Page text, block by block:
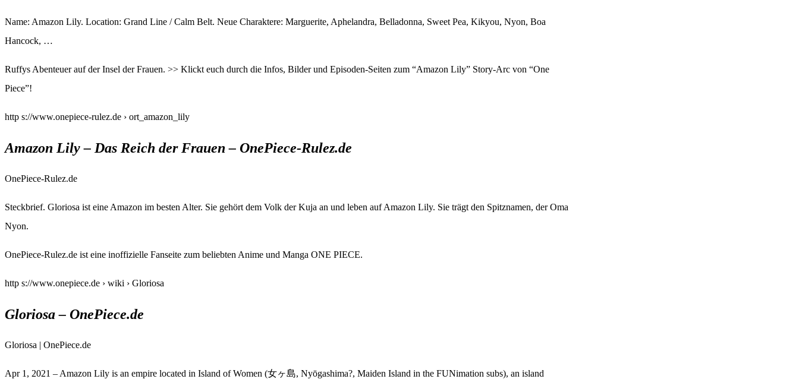
Name: Amazon Lily. Location: Grand Line / Calm Belt. Neue Charaktere: Marguerite, Aphelandra, Belladonna, Sweet Pea, Kikyou, Nyon, Boa
Hancock, …
Ruffys Abenteuer auf der Insel der Frauen. >> Klickt euch durch die Infos, Bilder und Episoden-Seiten zum “Amazon Lily” Story-Arc von “One
Piece”!
http s://www.onepiece-rulez.de › ort_amazon_lily
Amazon Lily – Das Reich der Frauen – OnePiece-Rulez.de
OnePiece-Rulez.de
Steckbrief. Gloriosa ist eine Amazon im besten Alter. Sie gehört dem Volk der Kuja an und leben auf Amazon Lily. Sie trägt den Spitznamen, der Oma
Nyon.
OnePiece-Rulez.de ist eine inoffizielle Fanseite zum beliebten Anime und Manga ONE PIECE.
http s://www.onepiece.de › wiki › Gloriosa
Gloriosa – OnePiece.de
Gloriosa | OnePiece.de
Apr 1, 2021 – Amazon Lily is an empire located in Island of Women (女ヶ島, Nyōgashima?, Maiden Island in the FUNimation subs), an island